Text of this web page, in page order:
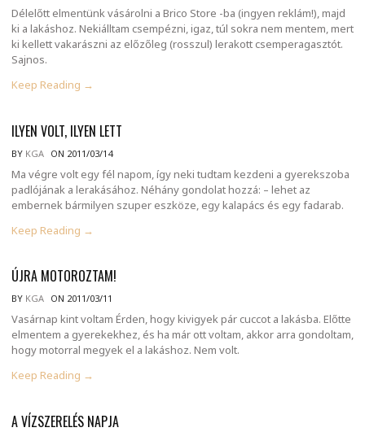
Délelőtt elmentünk vásárolni a Brico Store -ba (ingyen reklám!), majd
ki a lakáshoz. Nekiálltam csempézni, igaz, túl sokra nem mentem, mert
ki kellett vakarászni az előzőleg (rosszul) lerakott csemperagasztót.
Sajnos.
Keep Reading →
ILYEN VOLT, ILYEN LETT
BY KGA ON 2011/03/14
Ma végre volt egy fél napom, így neki tudtam kezdeni a gyerekszoba
padlójának a lerakásához. Néhány gondolat hozzá: – lehet az
embernek bármilyen szuper eszköze, egy kalapács és egy fadarab.
Keep Reading →
ÚJRA MOTOROZTAM!
BY KGA ON 2011/03/11
Vasárnap kint voltam Érden, hogy kivigyek pár cuccot a lakásba. Előtte
elmentem a gyerekekhez, és ha már ott voltam, akkor arra gondoltam,
hogy motorral megyek el a lakáshoz. Nem volt.
Keep Reading →
A VÍZSZERELÉS NAPJA